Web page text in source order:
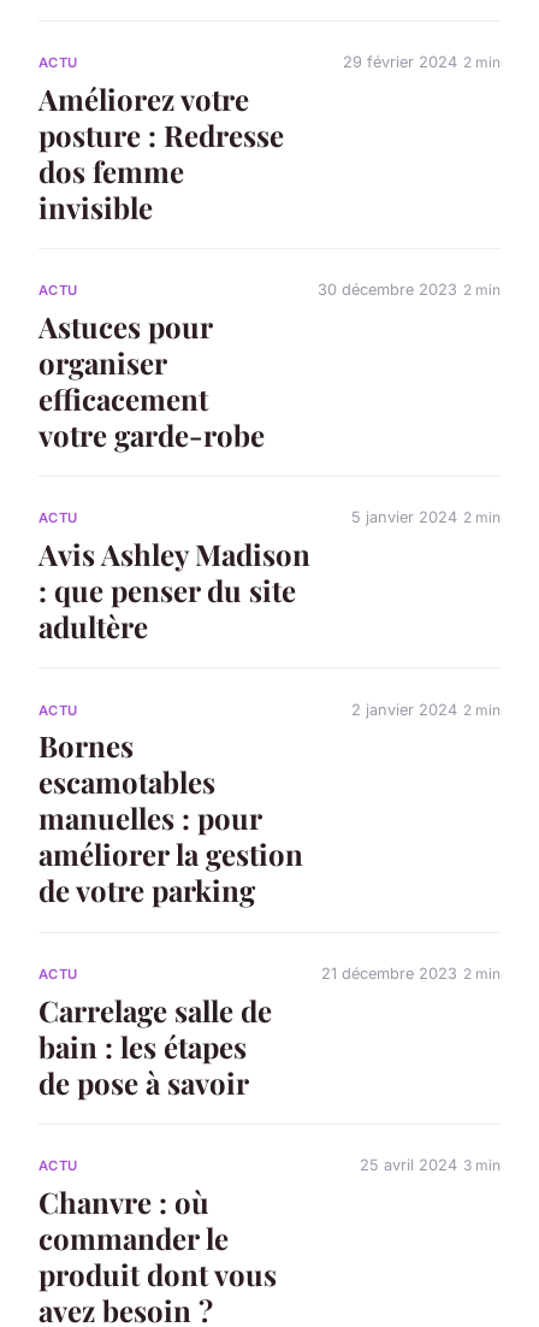
ACTU
Améliorez votre
posture : Redresse
dos femme
invisible
29 février 2024 2 min
ACTU
Astuces pour
organiser
efficacement
votre garde-robe
30 décembre 2023 2 min
ACTU
Avis Ashley Madison
: que penser du site
adultère
5 janvier 2024 2 min
ACTU
Bornes
escamotables
manuelles : pour
améliorer la gestion
de votre parking
2 janvier 2024 2 min
ACTU
Carrelage salle de
bain : les étapes
de pose à savoir
21 décembre 2023 2 min
ACTU
Chanvre : où
commander le
produit dont vous
avez besoin ?
25 avril 2024 3 min